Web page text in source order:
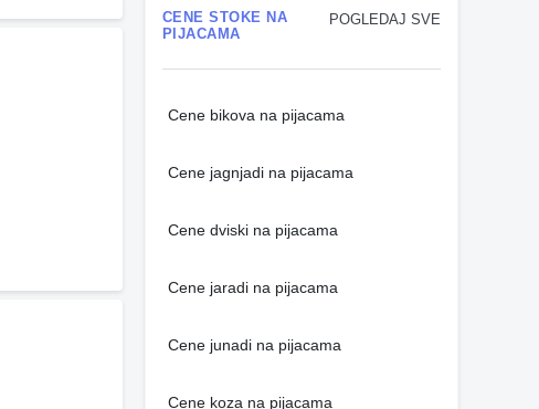
POGLEDAJ SVE
CENE STOKE NA
PIJACAMA
Cene bikova na pijacama
Cene jagnjadi na pijacama
Cene dviski na pijacama
Cene jaradi na pijacama
Cene junadi na pijacama
Cene koza na pijacama